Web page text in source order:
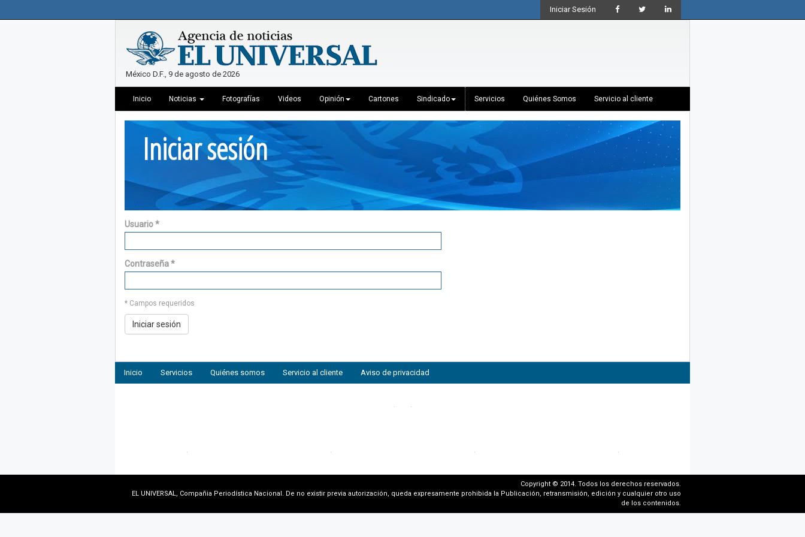
Iniciar Sesión
México D.F., 9 de agosto de 2026
Inicio Noticias Fotografías Videos Opinión Cartones Sindicado Servicios Quiénes Somos Servicio al cliente
Iniciar sesión
Usuario*
Contraseña*
* Campos requeridos
Inicio Servicios Quiénes somos Servicio al cliente Aviso de privacidad
Copyright © 2014. Todos los derechos reservados.
EL UNIVERSAL, Compañia Periodística Nacional. De no existir previa autorización, queda expresamente prohibida la Publicación, retransmisión, edición y cualquier otro uso
de los contenidos.